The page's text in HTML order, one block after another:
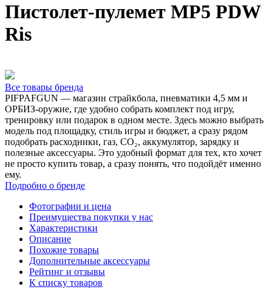
Пистолет-пулемет MP5 PDW
Ris
Все товары бренда
PIFPAFGUN — магазин страйкбола, пневматики 4,5 мм и
ОРБИЗ-оружие, где удобно собрать комплект под игру,
тренировку или подарок в одном месте. Здесь можно выбрать
модель под площадку, стиль игры и бюджет, а сразу рядом
подобрать расходники, газ, CO₂, аккумулятор, зарядку и
полезные аксессуары. Это удобный формат для тех, кто хочет
не просто купить товар, а сразу понять, что подойдёт именно
ему.
Подробно о бренде
Фотографии и цена
Преимущества покупки у нас
Характеристики
Описание
Похожие товары
Дополнительные аксессуары
Рейтинг и отзывы
К списку товаров